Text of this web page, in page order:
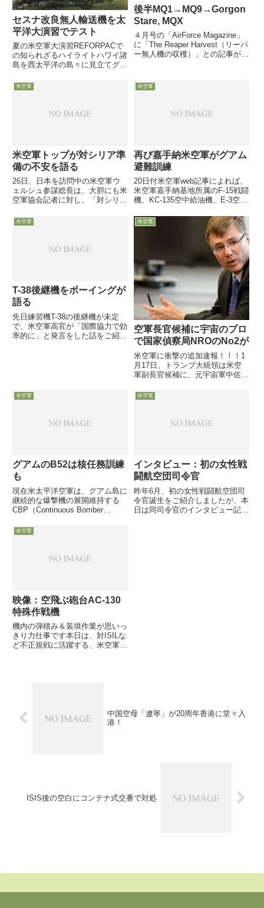
セスナ改良無人輸送機を太
平洋大演習でテスト
夏の米空軍大演習REFORPACで
の知られざるハイライトハワイ諸
島を西太平洋の島々に見立てグア
等の大型機で、端末の空輸を無人
機で9月4日付DefenseOne記事
で米空軍が総力を...
後半MQ1→MQ9→Gorgon
Stare, MQX
４月号の「AirForce Magazine」
に「The Reaper Harvest（リーパ
ー無人機の収穫）」との記事が掲
して拒否戦略空間と無人機につい
てです。
米空軍
米空軍トップが対シリア準
備の不安を語る
26日、日本を訪問中の米空軍ウ
ェルシュ参謀総長は、大胆にも米
空軍協会記者に対し、「対シリア
削減のため、大統領の命令が出て
も望むような準備は出来ないだろ
米空軍
再び嘉手納米空軍がグアム
避難訓練
20日付米空軍web記事によれば、
米空軍嘉手納基地所属のF-15戦闘
機、KC-135空中給油機、E-3空中
からグアム島のアンダーセン空軍
基地に機動展開訓練を行ったよう
です。 そうです避難訓練です
米空軍
T-38後継機をボーイングが
語る
先日練習機T-38の後継機が未定
で、米空軍高官が「国際協力で効
率的に」と発言をした話をご紹介
米空軍
空軍長官候補に宇宙のプロ
で国家偵察局NROのNo2が
米空軍に衝撃の追加速報！！！1
月17日、トランプ大統領は米空
軍副長官候補に、元宇宙軍中佐の
Lohmeier氏は現役時の2021年
に、自費出版書籍やSNSで、米
プログラムを...
米空軍
グアムのB52は核任務訓練
も
現在米太平洋空軍は、グアム島に
継続的な爆撃機の展開維持する
CBP（Continuous Bomber
す。B-52やB-2が交互に展開して
開しています
米空軍
インタビュー：初の女性戦
闘航空団司令官
昨年6月、初の女性戦闘航空団司
令官誕生をご紹介しましたが、本
日は同司令官のインタビュー記事
米空軍
映像：空飛ぶ砲台AC-130
特殊作戦機
機内の弾積み＆装填作業が思いっ
きり力仕事です本日は、対ISILな
ど不正規戦に活躍する、米空軍の
中国空母「遼寧」が20周年香港に堂々入
港！
ISIS後の空白にコンテナ式交番で対処